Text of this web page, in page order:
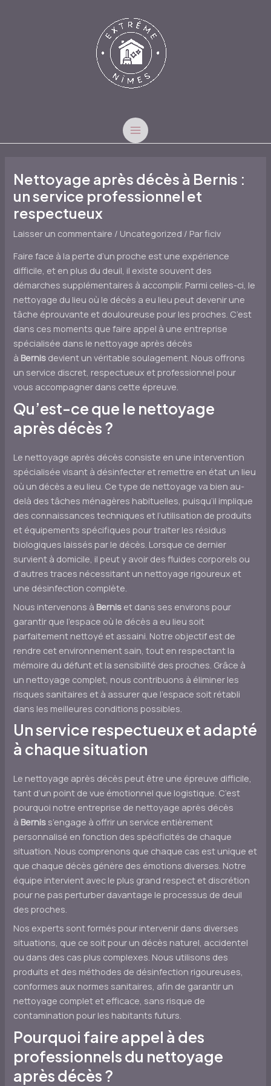
MAIN
Nettoyage après décès à Bernis :
un service professionnel et
respectueux
Laisser un commentaire / Uncategorized / Parficiv
Faire face à la perte d’un proche est une expérience
difficile, et en plus du deuil, il existe souvent des
démarches supplémentaires à accomplir. Parmi celles-ci, le
nettoyage du lieu où le décès a eu lieu peut devenir une
tâche éprouvante et douloureuse pour les proches. C’est
dans ces moments que faire appel à une entreprise
spécialisée dans le nettoyage après décès
à Bernis devient un véritable soulagement. Nous offrons
un service discret, respectueux et professionnel pour
vous accompagner dans cette épreuve.
Qu’est-ce que le nettoyage
après décès ?
Le nettoyage après décès consiste en une intervention
spécialisée visant à désinfecter et remettre en état un lieu
où un décès a eu lieu. Ce type de nettoyage va bien au-
delà des tâches ménagères habituelles, puisqu’il implique
des connaissances techniques et l’utilisation de produits
et équipements spécifiques pour traiter les résidus
biologiques laissés par le décès. Lorsque ce dernier
survient à domicile, il peut y avoir des fluides corporels ou
d’autres traces nécessitant un nettoyage rigoureux et
une désinfection complète.
Nous intervenons à Bernis et dans ses environs pour
garantir que l’espace où le décès a eu lieu soit
parfaitement nettoyé et assaini. Notre objectif est de
rendre cet environnement sain, tout en respectant la
mémoire du défunt et la sensibilité des proches. Grâce à
un nettoyage complet, nous contribuons à éliminer les
risques sanitaires et à assurer que l’espace soit rétabli
dans les meilleures conditions possibles.
Un service respectueux et adapté
à chaque situation
Le nettoyage après décès peut être une épreuve difficile,
tant d’un point de vue émotionnel que logistique. C’est
pourquoi notre entreprise de nettoyage après décès
à Bernis s’engage à offrir un service entièrement
personnalisé en fonction des spécificités de chaque
situation. Nous comprenons que chaque cas est unique et
que chaque décès génère des émotions diverses. Notre
équipe intervient avec le plus grand respect et discrétion
pour ne pas perturber davantage le processus de deuil
des proches.
Nos experts sont formés pour intervenir dans diverses
situations, que ce soit pour un décès naturel, accidentel
ou dans des cas plus complexes. Nous utilisons des
produits et des méthodes de désinfection rigoureuses,
conformes aux normes sanitaires, afin de garantir un
nettoyage complet et efficace, sans risque de
contamination pour les habitants futurs.
Pourquoi faire appel à des
professionnels du nettoyage
après décès ?